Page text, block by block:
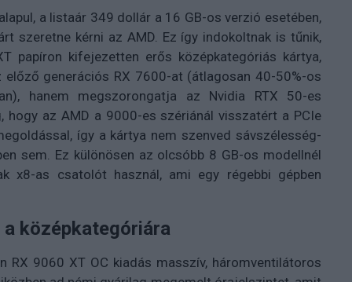
a listaár 349 dollár a 16 GB-os verzió esetében,
szeretne kérni az AMD. Ez így indokoltnak is tűnik,
papíron kifejezetten erős középkategóriás kártya,
generációs RX 7600-at (átlagosan 40-50%-os
hanem megszorongatja az Nvidia RTX 50-es
hogy az AMD a 9000-es szériánál visszatért a PCIe
így a kártya nem szenved sávszélesség-
sem. Ez különösen az olcsóbb 8 GB-os modellnél
x8-as csatolót használ, ami egy régebbi gépben
a középkategóriára
RX 9060 XT OC kiadás masszív, háromventilátoros